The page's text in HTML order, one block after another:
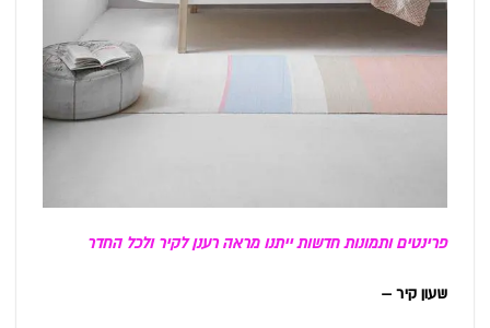
פרינטים ותמונות חדשות ייתנו מראה רענן לקיר ולכל החדר
שעון קיר –